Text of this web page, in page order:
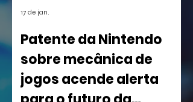
Patente da Nintendo
sobre mecânica de
jogos acende alerta
17 de jan.